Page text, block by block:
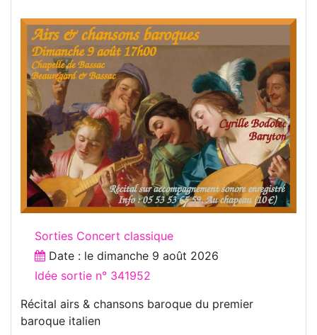
Sorties Concert classique
Date : le dimanche 9 août 2026
Idée sortie n° 341952
Récital airs & chansons baroque du premier
baroque italien